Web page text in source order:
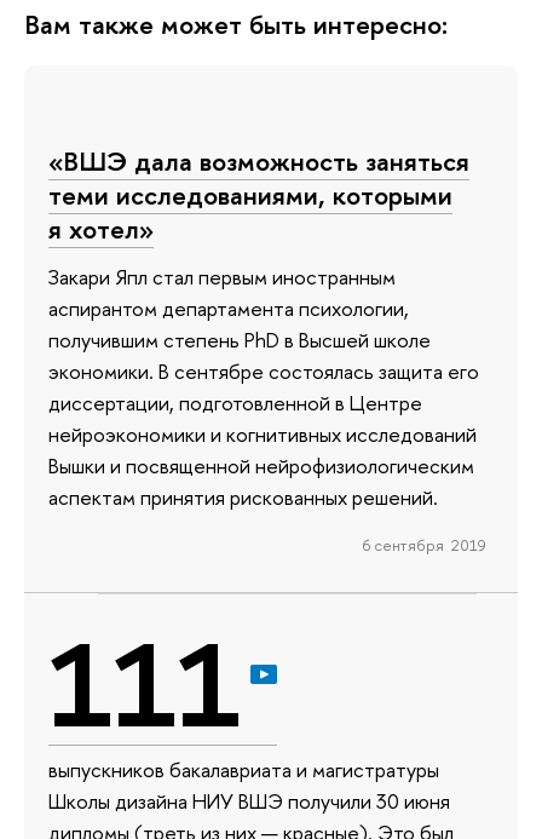
Вам также может быть интересно:
«ВШЭ дала возможность заняться
теми исследованиями, которыми
я хотел»
Закари Япл стал первым иностранным
аспирантом департамента психологии,
получившим степень PhD в Высшей школе
экономики. В сентябре состоялась защита его
диссертации, подготовленной в Центре
нейроэкономики и когнитивных исследований
Вышки и посвященной нейрофизиологическим
аспектам принятия рискованных решений.
6 сентября 2019
111
выпускников бакалавриата и магистратуры
Школы дизайна НИУ ВШЭ получили 30 июня
дипломы (треть из них — красные). Это был